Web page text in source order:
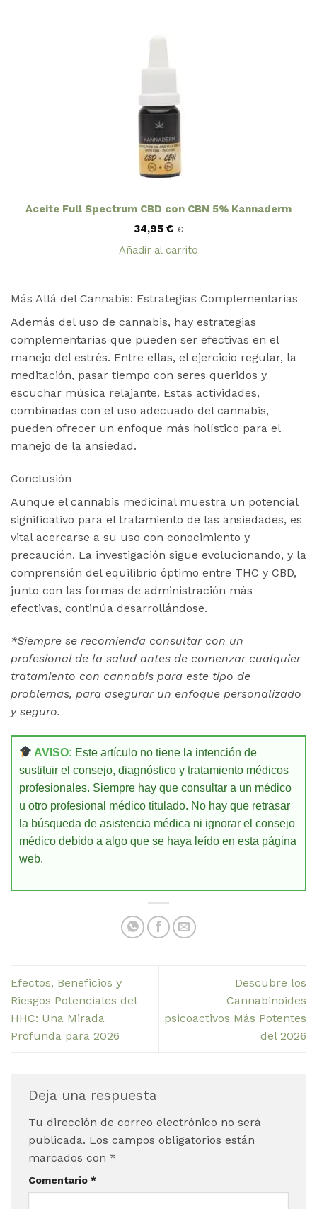
Aceite Full Spectrum CBD con CBN 5% Kannaderm
34,95€ €
Añadir al carrito
Más Allá del Cannabis: Estrategias Complementarias
Además del uso de cannabis, hay estrategias
complementarias que pueden ser efectivas en el
manejo del estrés. Entre ellas, el ejercicio regular, la
meditación, pasar tiempo con seres queridos y
escuchar música relajante. Estas actividades,
combinadas con el uso adecuado del cannabis,
pueden ofrecer un enfoque más holístico para el
manejo de la ansiedad​​.
Conclusión
Aunque el cannabis medicinal muestra un potencial
significativo para el tratamiento de las ansiedades, es
vital acercarse a su uso con conocimiento y
precaución. La investigación sigue evolucionando, y la
comprensión del equilibrio óptimo entre THC y CBD,
junto con las formas de administración más
efectivas, continúa desarrollándose.
*Siempre se recomienda consultar con un
profesional de la salud antes de comenzar cualquier
tratamiento con cannabis para este tipo de
problemas, para asegurar un enfoque personalizado
y seguro.
AVISO: Este artículo no tiene la intención de
sustituir el consejo, diagnóstico y tratamiento médicos
profesionales. Siempre hay que consultar a un médico
u otro profesional médico titulado. No hay que retrasar
la búsqueda de asistencia médica ni ignorar el consejo
médico debido a algo que se haya leído en esta página
web.
Efectos, Beneficios y
Riesgos Potenciales del
HHC: Una Mirada
Profunda para 2026
Descubre los
Cannabinoides
psicoactivos Más Potentes
del 2026
Deja una respuesta
Tu dirección de correo electrónico no será
publicada. Los campos obligatorios están
marcados con *
Comentario *